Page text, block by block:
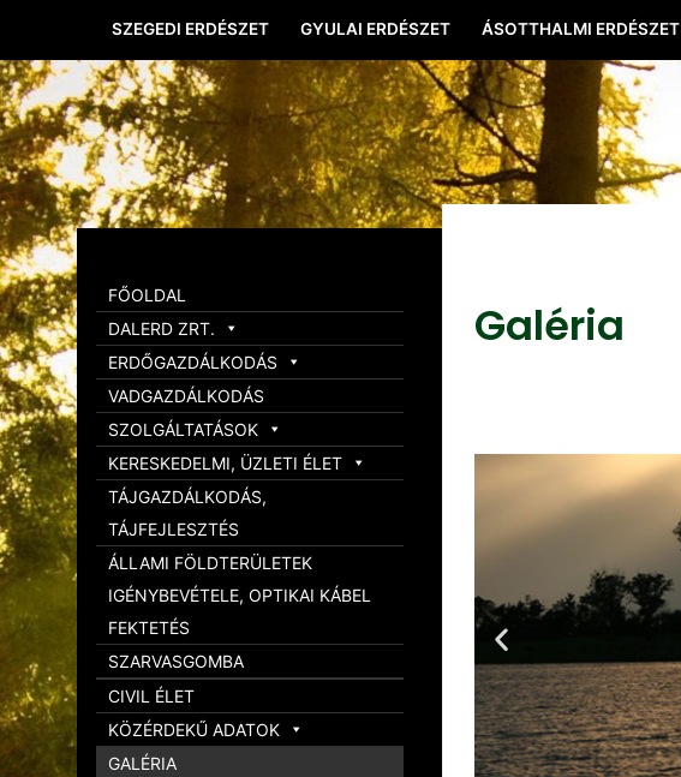
SZEGEDI ERDÉSZET GYULAI ERDÉSZET ÁSOTTHALMI ERDÉSZET
Galéria
FŐOLDAL
DALERD ZRT.
ERDŐGAZDÁLKODÁS
VADGAZDÁLKODÁS
SZOLGÁLTATÁSOK
KERESKEDELMI, ÜZLETI ÉLET
TÁJGAZDÁLKODÁS,
TÁJFEJLESZTÉS
ÁLLAMI FÖLDTERÜLETEK
IGÉNYBEVÉTELE, OPTIKAI KÁBEL
FEKTETÉS
SZARVASGOMBA
CIVIL ÉLET
KÖZÉRDEKŰ ADATOK
GALÉRIA